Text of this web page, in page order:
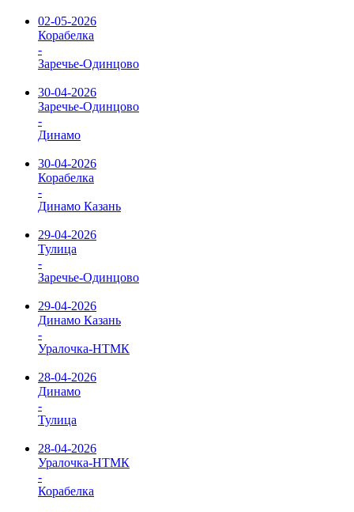
02-05-2026
Корабелка
-
Заречье-Одинцово
30-04-2026
Заречье-Одинцово
-
Динамо
30-04-2026
Корабелка
-
Динамо Казань
29-04-2026
Тулица
-
Заречье-Одинцово
29-04-2026
Динамо Казань
-
Уралочка-НТМК
28-04-2026
Динамо
-
Тулица
28-04-2026
Уралочка-НТМК
-
Корабелка